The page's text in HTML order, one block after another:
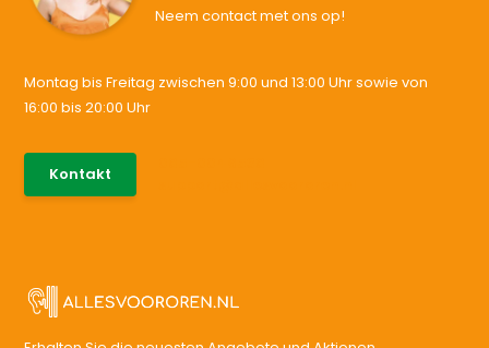
Neem contact met ons op!
Montag bis Freitag zwischen 9:00 und 13:00 Uhr sowie von
16:00 bis 20:00 Uhr
Kontakt